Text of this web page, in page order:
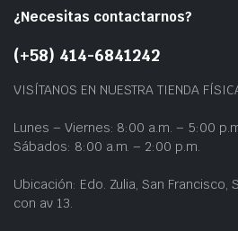
¿Necesitas contactarnos?
(+58) 414-6841242
VISÍTANOS EN NUESTRA TIENDA
Lunes – Viernes: 8:00 a.m. – 5:00
Sábados: 8:00 a.m. – 2:00 p.m.
Ubicación: Edo. Zulia, San Francisco,
con av 13.